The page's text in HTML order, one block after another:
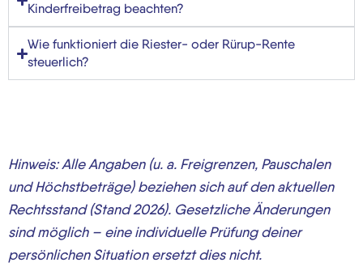
Kinderfreibetrag beachten?
Wie funktioniert die Riester- oder Rürup-Rente
steuerlich?
Hinweis: Alle Angaben (u. a. Freigrenzen, Pauschalen
und Höchstbeträge) beziehen sich auf den aktuellen
Rechtsstand (Stand 2026). Gesetzliche Änderungen
sind möglich – eine individuelle Prüfung deiner
persönlichen Situation ersetzt dies nicht.